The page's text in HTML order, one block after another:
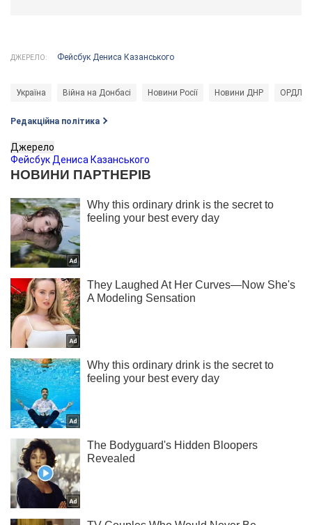
ДЖЕРЕЛО: Фейсбук Дениса Казанського
Україна Війна на Донбасі Новини Росії Новини ДНР ОРДЛО
Редакційна політика
Джерело
Фейсбук Дениса Казанського